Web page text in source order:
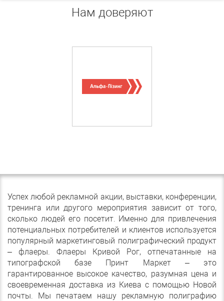
Нам доверяют
Успех любой рекламной акции, выставки, конференции,
тренинга или другого мероприятия зависит от того,
сколько людей его посетит. Именно для привлечения
потенциальных потребителей и клиентов используется
популярный маркетинговый полиграфический продукт
– флаеры. Флаеры Кривой Рог, отпечатанные на
типографской базе Принт Маркет – это
гарантированное высокое качество, разумная цена и
своевременная доставка из Киева с помощью Новой
почты. Мы печатаем нашу рекламную полиграфию